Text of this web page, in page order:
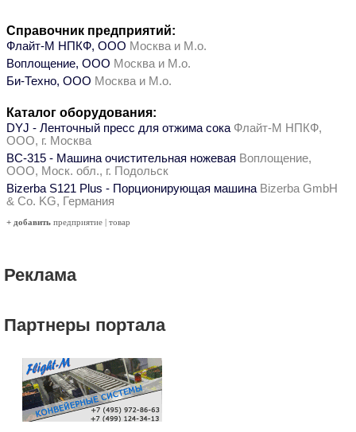
Справочник предприятий:
Флайт-М НПКФ, ООО Москва и М.о.
Воплощение, ООО Москва и М.о.
Би-Техно, ООО Москва и М.о.
Каталог оборудования:
DYJ - Ленточный пресс для отжима сока Флайт-М НПКФ,
ООО, г. Москва
ВС-315 - Машина очистительная ножевая Воплощение,
ООО, Моск. обл., г. Подольск
Bizerba S121 Plus - Порционирующая машина Bizerba GmbH
& Co. KG, Германия
+ добавить предприятие | товар
Реклама
Партнеры портала